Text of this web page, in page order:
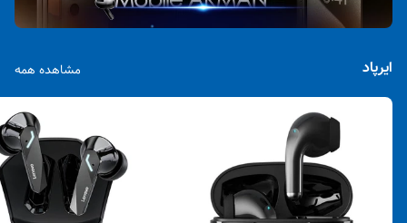
ایرپاد مشاهده همه